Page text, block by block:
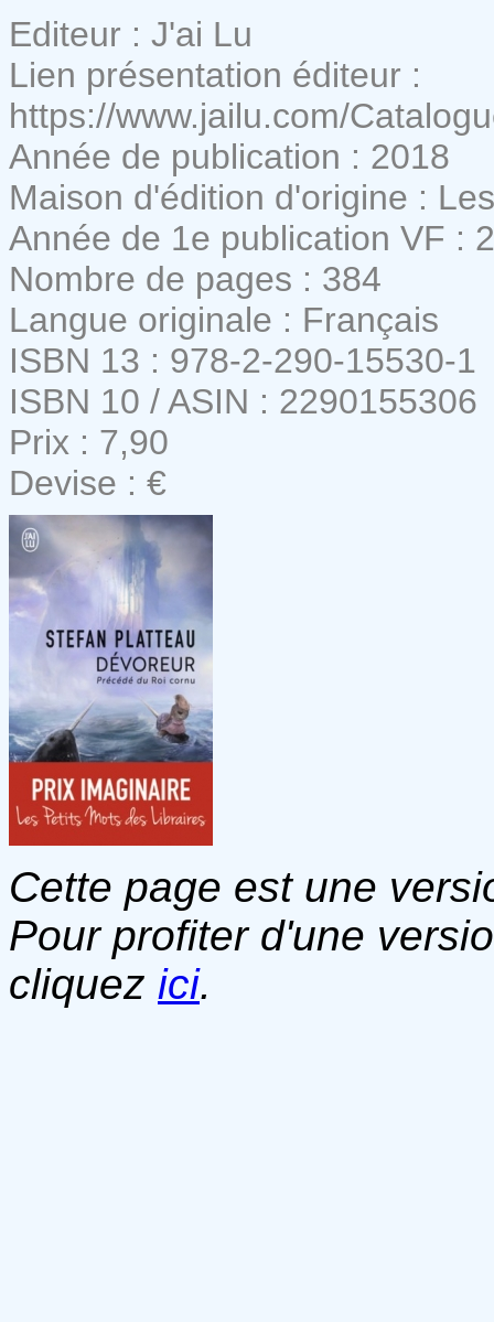
Editeur : J'ai Lu
Lien présentation éditeur :
https://www.jailu.com/
Année de publication : 2018
Maison d'édition d'origine :
Année de 1e publication VF :
Nombre de pages : 384
Langue originale : Français
ISBN 13 : 978-2-290-15530-1
ISBN 10 / ASIN : 2290155306
Prix : 7,90
Devise : €
Cette page est une
Pour profiter d'une
cliquez ici.